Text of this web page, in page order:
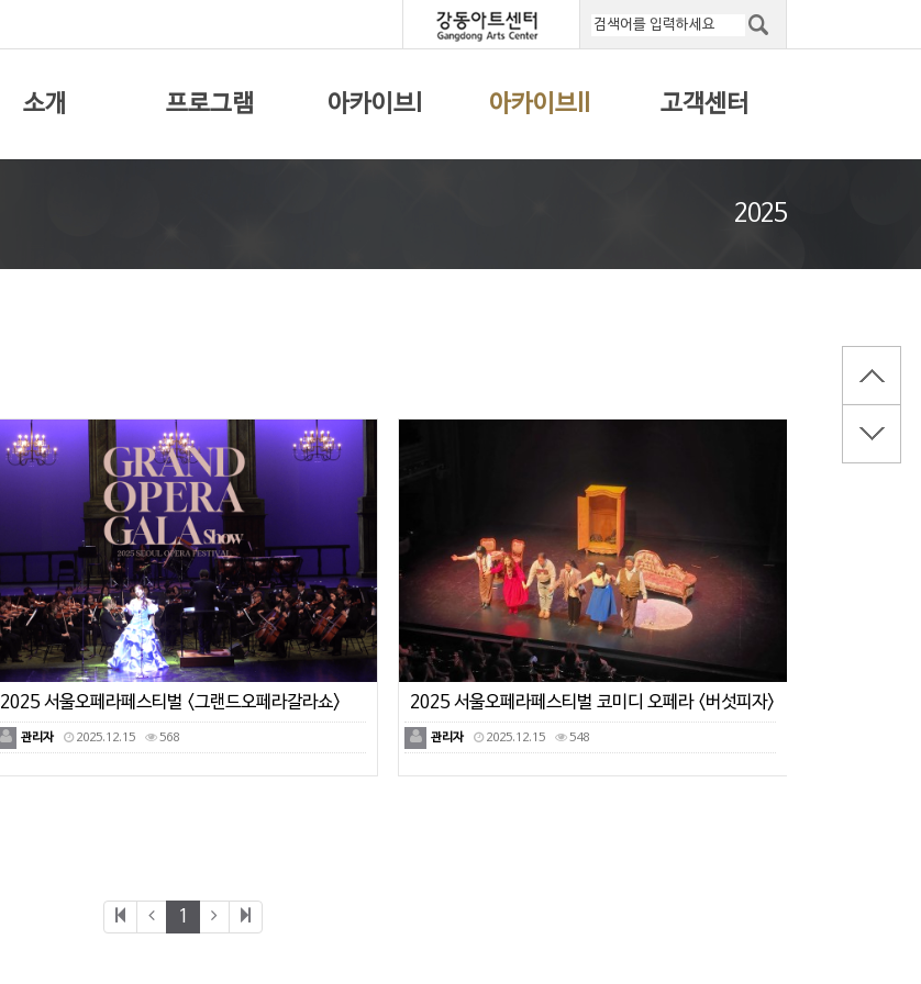
소개 프로그램 아카이브I 아카이브II 고객센터
2025
2025 서울오페라페스티벌 <그랜드오페라갈라쇼>
관리자 2025.12.15 568
2025 서울오페라페스티벌 코미디 오페라 <버섯피자>
관리자 2025.12.15 548
1